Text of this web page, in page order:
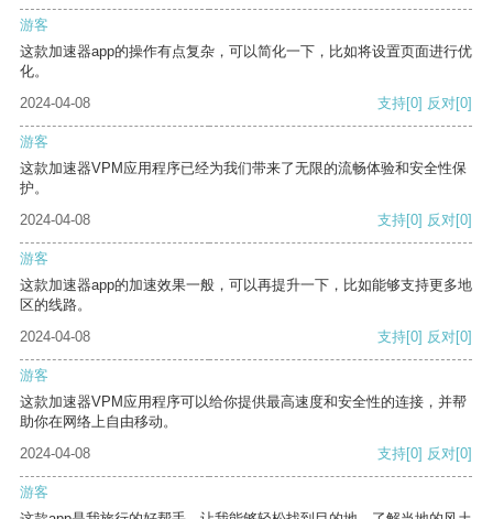
游客
这款加速器app的操作有点复杂，可以简化一下，比如将设置页面进行优
化。
2024-04-08
支持[0] 反对[0]
游客
这款加速器VPM应用程序已经为我们带来了无限的流畅体验和安全性保
护。
2024-04-08
支持[0] 反对[0]
游客
这款加速器app的加速效果一般，可以再提升一下，比如能够支持更多地
区的线路。
2024-04-08
支持[0] 反对[0]
游客
这款加速器VPM应用程序可以给你提供最高速度和安全性的连接，并帮
助你在网络上自由移动。
2024-04-08
支持[0] 反对[0]
游客